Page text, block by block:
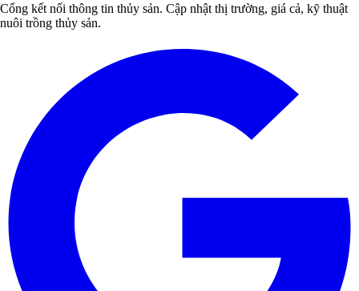
Cổng kết nối thông tin thủy sản. Cập nhật thị trường, giá cả, kỹ thuật
nuôi trồng thủy sản.